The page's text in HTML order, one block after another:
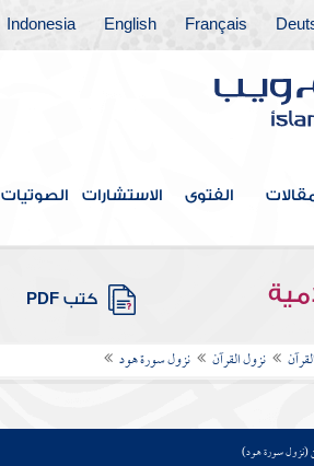
Français
English
Indonesia
الفتوى الاستشارات الصوتيات
كتب PDF
نزول القرآن نزول سورة هود
(نزول سورة هود)